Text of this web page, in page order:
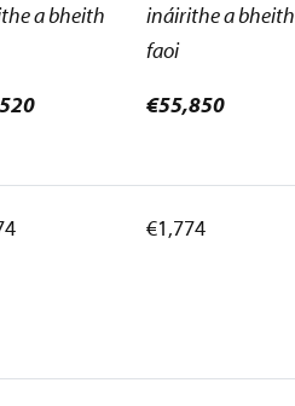
a bheith
ináirithe a bheith
faoi
€55,850
€1,774